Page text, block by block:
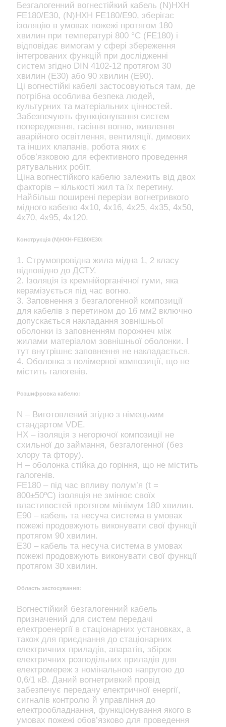
Безгалогенний вогнестійкий кабель (N)HXH
FE180/E30, (N)HXH FE180/E90, зберігає
ізоляцію в умовах пожежі протягом 180
хвилин при температурі 800 °С (FE180) і
відповідає вимогам у сфері збереження
інтегрованих функцій при дослідженні
систем згідно DIN 4102-12 протягом 30
хвилин (Е30) або 90 хвилин (Е90).
Ці вогнестійкі кабелі застосовуються там, де
потрібна особлива безпека людей,
культурних та матеріальних цінностей.
Забезпечують функціонування систем
попередження, гасіння вогню, живлення
аварійного освітлення, вентиляції, димових
та інших клапанів, робота яких є
обов’язковою для ефективного проведення
рятувальних робіт.
Ціна вогнестійкого кабелю залежить від двох
факторів – кількості жил та їх перетину.
Найбільш поширені перерізи вогнетривкого
мідного кабелю 4х10, 4х16, 4х25, 4х35, 4х50,
4х70, 4х95, 4х120.
Конструкція (N)HXH-FE180/E30:
1. Струмопровідна жила мідна 1, 2 класу
відповідно до ДСТУ.
2. Ізоляція із кремнійорганічної гуми, яка
керамізується під час вогню.
3. Заповнення з безгалогенной композиції
для кабелів з перетином до 16 мм2 включно
допускається накладання зовнішньої
оболонки із заповненням порожнеч між
жилами матеріалом зовнішньої оболонки. І
тут внутрішнє заповнення не накладається.
4. Оболонка з полімерної композиції, що не
містить галогенів.
Розшифровка кабелю:
N – Виготовлений згідно з німецьким
стандартом VDE.
HX – ізоляція з негорючої композиції не
схильної до займання, безгалогенної (без
хлору та фтору).
H – оболонка стійка до горіння, що не містить
галогенів.
FE180 – під час впливу полум’я (t =
800±50ºС) ізоляція не змінює своїх
властивостей протягом мінімум 180 хвилин.
E90 – кабель та несуча система в умовах
пожежі продовжують виконувати свої функції
протягом 90 хвилин.
E30 – кабель та несуча система в умовах
пожежі продовжують виконувати свої функції
протягом 30 хвилин.
Область застосування:
Вогнестійкий безгалогенний кабель
призначений для систем передачі
електроенергії в стаціонарних установках, а
також для приєднання до стаціонарних
електричних приладів, апаратів, збірок
електричних розподільних приладів для
електромереж з номінальною напругою до
0,6/1 кВ. Даний вогнетривкий провід
забезпечує передачу електричної енергії,
сигналів контролю й управління до
електрообладнання, функціонування якого в
умовах пожежі обов’язково для проведення